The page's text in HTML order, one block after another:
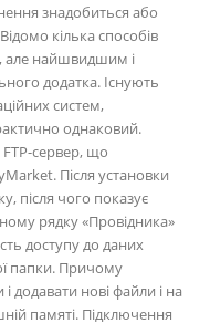
знадобиться або
кілька способів
але найшвидшим і
додатка. Існують
систем,
однаковий.
сервер, що
Після установки
після чого показує
рядку «Провідника»
доступу до даних
папки. Причому
додавати нові файли і на
памяті. Підключення